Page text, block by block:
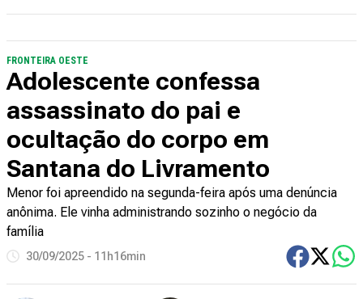
FRONTEIRA OESTE
Adolescente confessa
assassinato do pai e
ocultação do corpo em
Santana do Livramento
Menor foi apreendido na segunda-feira após uma denúncia
anônima. Ele vinha administrando sozinho o negócio da
família
30/09/2025 - 11h16min